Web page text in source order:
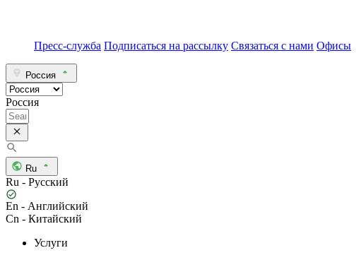
Пресс-служба Подписаться на рассылку Связаться с нами Офисы
Россия
Россия
Ru
Ru - Русский
En - Английский
Cn - Китайский
Услуги